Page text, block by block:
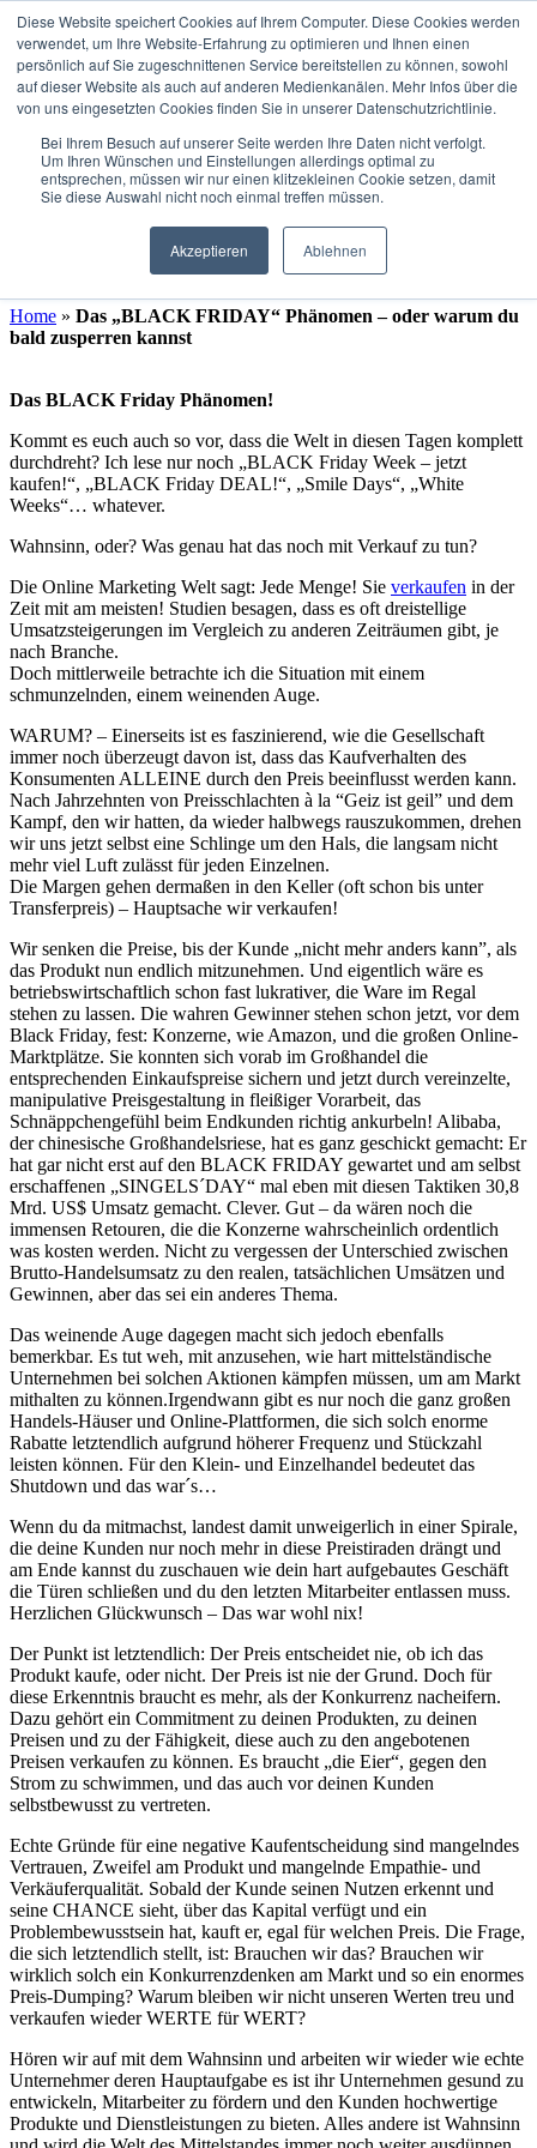
Diese Website speichert Cookies auf Ihrem Computer. Diese Cookies werden
verwendet, um Ihre Website-Erfahrung zu optimieren und Ihnen einen
persönlich auf Sie zugeschnittenen Service bereitstellen zu können, sowohl
auf dieser Website als auch auf anderen Medienkanälen. Mehr Infos über die
von uns eingesetzten Cookies finden Sie in unserer Datenschutzrichtlinie.
Bei Ihrem Besuch auf unserer Seite werden Ihre Daten nicht verfolgt.
Um Ihren Wünschen und Einstellungen allerdings optimal zu
entsprechen, müssen wir nur einen klitzekleinen Cookie setzen, damit
Sie diese Auswahl nicht noch einmal treffen müssen.
Akzeptieren Ablehnen
Rückruf vereinbaren
Das „BLACK FRIDAY“
Phänomen – oder warum du
bald zusperren kannst
November 28, 2019
Home » Das „BLACK FRIDAY“ Phänomen – oder warum du
bald zusperren kannst
Das BLACK Friday Phänomen!
Kommt es euch auch so vor, dass die Welt in diesen Tagen komplett
durchdreht? Ich lese nur noch „BLACK Friday Week – jetzt
kaufen!“, „BLACK Friday DEAL!“, „Smile Days“, „White
Weeks“… whatever.
Wahnsinn, oder? Was genau hat das noch mit Verkauf zu tun?
Die Online Marketing Welt sagt: Jede Menge! Sie verkaufen in der
Zeit mit am meisten! Studien besagen, dass es oft dreistellige
Umsatzsteigerungen im Vergleich zu anderen Zeiträumen gibt, je
nach Branche.
Doch mittlerweile betrachte ich die Situation mit einem
schmunzelnden, einem weinenden Auge.
WARUM? – Einerseits ist es faszinierend, wie die Gesellschaft
immer noch überzeugt davon ist, dass das Kaufverhalten des
Konsumenten ALLEINE durch den Preis beeinflusst werden kann.
Nach Jahrzehnten von Preisschlachten à la “Geiz ist geil” und dem
Kampf, den wir hatten, da wieder halbwegs rauszukommen, drehen
wir uns jetzt selbst eine Schlinge um den Hals, die langsam nicht
mehr viel Luft zulässt für jeden Einzelnen.
Die Margen gehen dermaßen in den Keller (oft schon bis unter
Transferpreis) – Hauptsache wir verkaufen!
Wir senken die Preise, bis der Kunde „nicht mehr anders kann”, als
das Produkt nun endlich mitzunehmen. Und eigentlich wäre es
betriebswirtschaftlich schon fast lukrativer, die Ware im Regal
stehen zu lassen. Die wahren Gewinner stehen schon jetzt, vor dem
Black Friday, fest: Konzerne, wie Amazon, und die großen Online-
Marktplätze. Sie konnten sich vorab im Großhandel die
entsprechenden Einkaufspreise sichern und jetzt durch vereinzelte,
manipulative Preisgestaltung in fleißiger Vorarbeit, das
Schnäppchengefühl beim Endkunden richtig ankurbeln! Alibaba,
der chinesische Großhandelsriese, hat es ganz geschickt gemacht: Er
hat gar nicht erst auf den BLACK FRIDAY gewartet und am selbst
erschaffenen „SINGELS´DAY“ mal eben mit diesen Taktiken 30,8
Mrd. US$ Umsatz gemacht. Clever. Gut – da wären noch die
immensen Retouren, die die Konzerne wahrscheinlich ordentlich
was kosten werden. Nicht zu vergessen der Unterschied zwischen
Brutto-Handelsumsatz zu den realen, tatsächlichen Umsätzen und
Gewinnen, aber das sei ein anderes Thema.
Das weinende Auge dagegen macht sich jedoch ebenfalls
bemerkbar. Es tut weh, mit anzusehen, wie hart mittelständische
Unternehmen bei solchen Aktionen kämpfen müssen, um am Markt
mithalten zu können.Irgendwann gibt es nur noch die ganz großen
Handels-Häuser und Online-Plattformen, die sich solch enorme
Rabatte letztendlich aufgrund höherer Frequenz und Stückzahl
leisten können. Für den Klein- und Einzelhandel bedeutet das
Shutdown und das war´s…
Wenn du da mitmachst, landest damit unweigerlich in einer Spirale,
die deine Kunden nur noch mehr in diese Preistiraden drängt und
am Ende kannst du zuschauen wie dein hart aufgebautes Geschäft
die Türen schließen und du den letzten Mitarbeiter entlassen muss.
Herzlichen Glückwunsch – Das war wohl nix!
Der Punkt ist letztendlich: Der Preis entscheidet nie, ob ich das
Produkt kaufe, oder nicht. Der Preis ist nie der Grund. Doch für
diese Erkenntnis braucht es mehr, als der Konkurrenz nacheifern.
Dazu gehört ein Commitment zu deinen Produkten, zu deinen
Preisen und zu der Fähigkeit, diese auch zu den angebotenen
Preisen verkaufen zu können. Es braucht „die Eier“, gegen den
Strom zu schwimmen, und das auch vor deinen Kunden
selbstbewusst zu vertreten.
Echte Gründe für eine negative Kaufentscheidung sind mangelndes
Vertrauen, Zweifel am Produkt und mangelnde Empathie- und
Verkäuferqualität. Sobald der Kunde seinen Nutzen erkennt und
seine CHANCE sieht, über das Kapital verfügt und ein
Problembewusstsein hat, kauft er, egal für welchen Preis. Die Frage,
die sich letztendlich stellt, ist: Brauchen wir das? Brauchen wir
wirklich solch ein Konkurrenzdenken am Markt und so ein enormes
Preis-Dumping? Warum bleiben wir nicht unseren Werten treu und
verkaufen wieder WERTE für WERT?
Hören wir auf mit dem Wahnsinn und arbeiten wir wieder wie echte
Unternehmer deren Hauptaufgabe es ist ihr Unternehmen gesund zu
entwickeln, Mitarbeiter zu fördern und den Kunden hochwertige
Produkte und Dienstleistungen zu bieten. Alles andere ist Wahnsinn